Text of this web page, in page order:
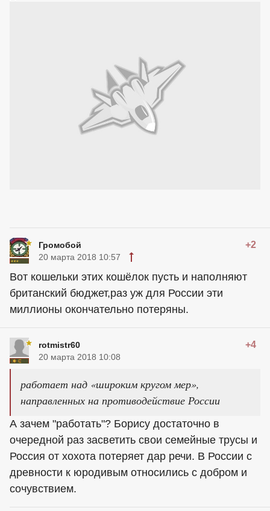
Громобой +2
20 марта 2018 10:57
Вот кошельки этих кошёлок пусть и наполняют
британский бюджет,раз уж для России эти
миллионы окончательно потеряны.
rotmistr60 +4
20 марта 2018 10:08
работает над «широким кругом мер»,
направленных на противодействие России
А зачем "работать"? Борису достаточно в
очередной раз засветить свои семейные трусы и
Россия от хохота потеряет дар речи. В России с
древности к юродивым относились с добром и
сочувствием.